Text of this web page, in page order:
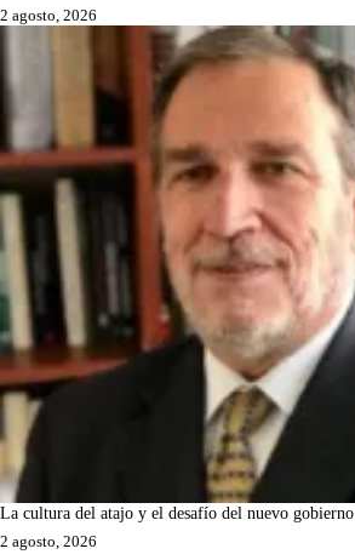
2 agosto, 2026
La cultura del atajo y el desafío del nuevo gobierno
2 agosto, 2026